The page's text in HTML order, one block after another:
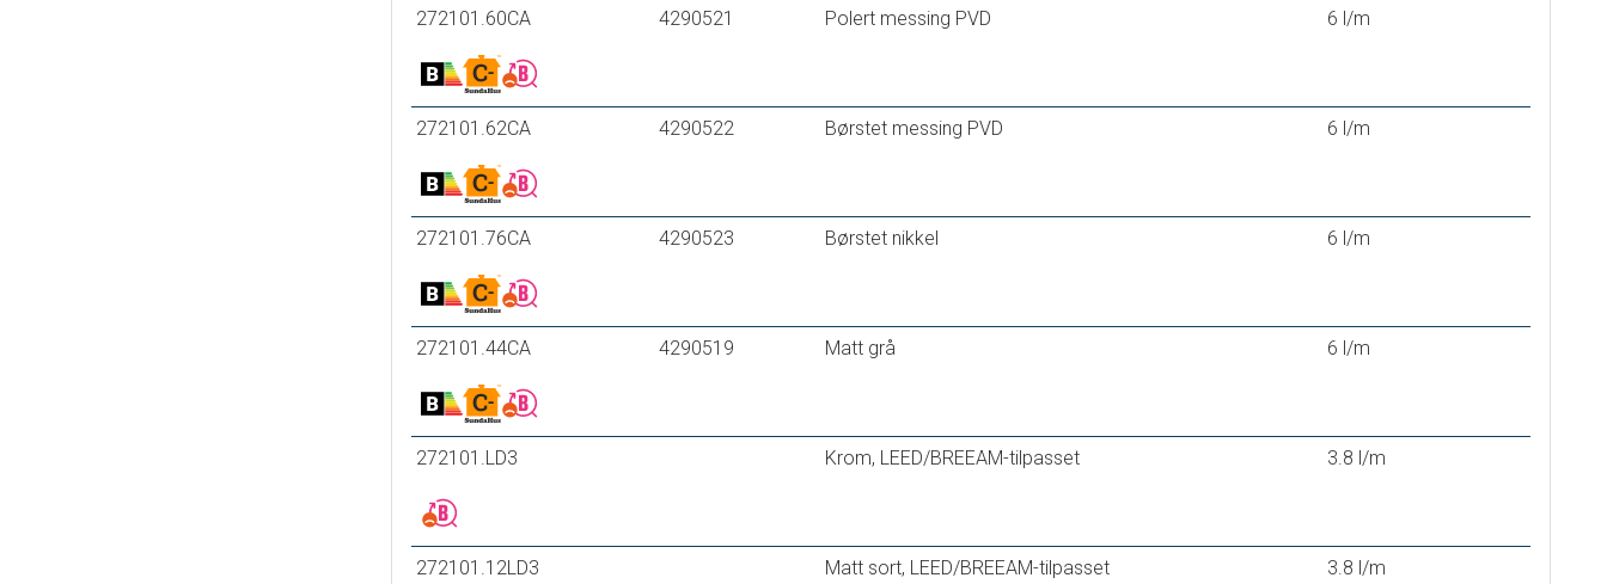
272101.60CA 4290521 Polert messing PVD 6 l/m
272101.62CA 4290522 Børstet messing PVD 6 l/m
272101.76CA 4290523 Børstet nikkel 6 l/m
272101.44CA 4290519 Matt grå 6 l/m
272101.LD3 Krom, LEED/BREEAM-tilpasset 3.8 l/m
272101.12LD3 Matt sort, LEED/BREEAM-tilpasset 3.8 l/m